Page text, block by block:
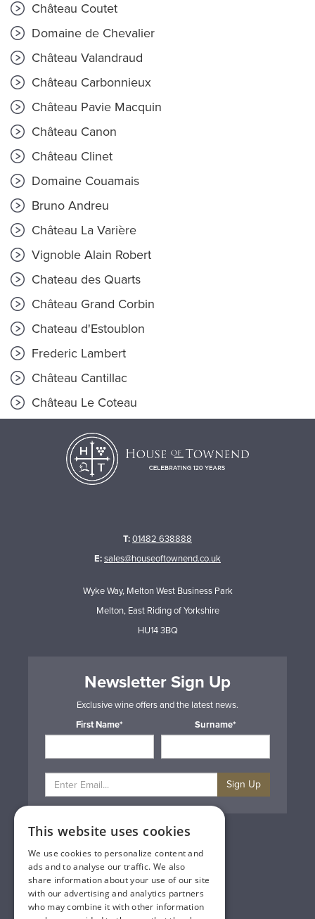
Château Coutet
Domaine de Chevalier
Château Valandraud
Château Carbonnieux
Château Pavie Macquin
Château Canon
Château Clinet
Domaine Couamais
Bruno Andreu
Château La Varière
Vignoble Alain Robert
Chateau des Quarts
Château Grand Corbin
Chateau d'Estoublon
Frederic Lambert
Château Cantillac
Château Le Coteau
T:01482 638888
E:sales@houseoftownend.co.uk
Wyke Way, Melton West Business Park
Melton, East Riding of Yorkshire
HU14 3BQ
Newsletter Sign Up
Exclusive wine offers and the latest news.
First Name*
Surname*
Sign Up
Privacy & Cookie Policy
Gift Cards
Terms & Conditions
Delivery & Returns
Trade
Contact Us
This website uses cookies
We use cookies to personalize content and
ads and to analyse our traffic. We also
share information about your use of our site
with our advertising and analytics partners
who may combine it with other information